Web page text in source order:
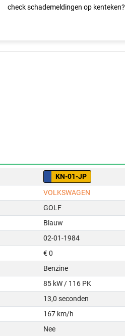
check schademeldingen op kenteken?
KN-01-JP
VOLKSWAGEN
GOLF
Blauw
02-01-1984
€ 0
Benzine
85 kW / 116 PK
13,0 seconden
167 km/h
Nee